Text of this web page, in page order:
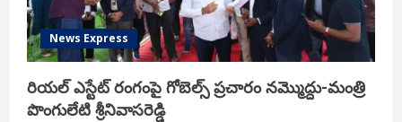
News Express
రియ‌ల్ ఎస్టేట్ రంగంపై గోబెల్స్ ప్ర‌చారం న‌మ్మొద్దు-మంత్రి
పొంగులేటి శ్రీ‌నివాస‌రెడ్డి